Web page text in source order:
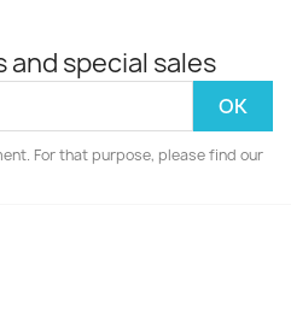
special sales
For that purpose, please find our